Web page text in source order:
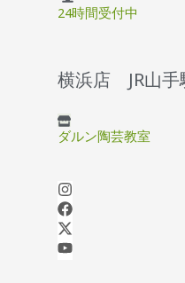
24時間受付中
横浜店 JR山手
ダルン陶芸教室